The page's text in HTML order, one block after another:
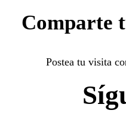
Comparte
Postea tu visita